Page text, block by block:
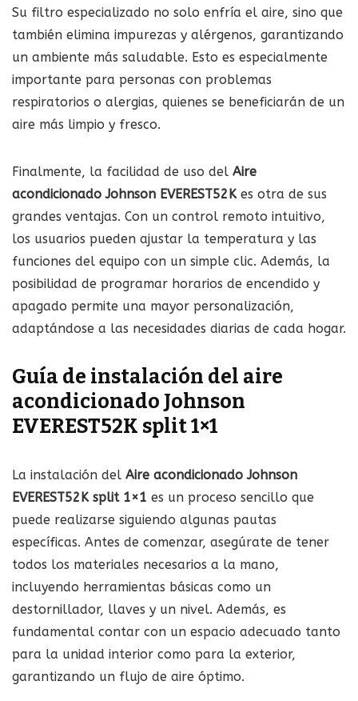
Su filtro especializado no solo enfría el aire, sino que
también elimina impurezas y alérgenos, garantizando
un ambiente más saludable. Esto es especialmente
importante para personas con problemas
respiratorios o alergias, quienes se beneficiarán de un
aire más limpio y fresco.
Finalmente, la facilidad de uso del Aire
acondicionado Johnson EVEREST52Kes otra de sus
grandes ventajas. Con un control remoto intuitivo,
los usuarios pueden ajustar la temperatura y las
funciones del equipo con un simple clic. Además, la
posibilidad de programar horarios de encendido y
apagado permite una mayor personalización,
adaptándose a las necesidades diarias de cada hogar.
Guía de instalación del aire
acondicionado Johnson
EVEREST52K split 1×1
La instalación del Aire acondicionado Johnson
EVEREST52K split 1×1 es un proceso sencillo que
puede realizarse siguiendo algunas pautas
específicas. Antes de comenzar, asegúrate de tener
todos los materiales necesarios a la mano,
incluyendo herramientas básicas como un
destornillador, llaves y un nivel. Además, es
fundamental contar con un espacio adecuado tanto
para la unidad interior como para la exterior,
garantizando un flujo de aire óptimo.